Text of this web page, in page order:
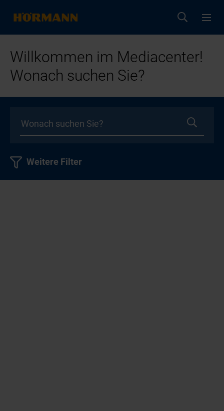
Willkommen im Mediacenter!
Wonach suchen Sie?
Weitere Filter